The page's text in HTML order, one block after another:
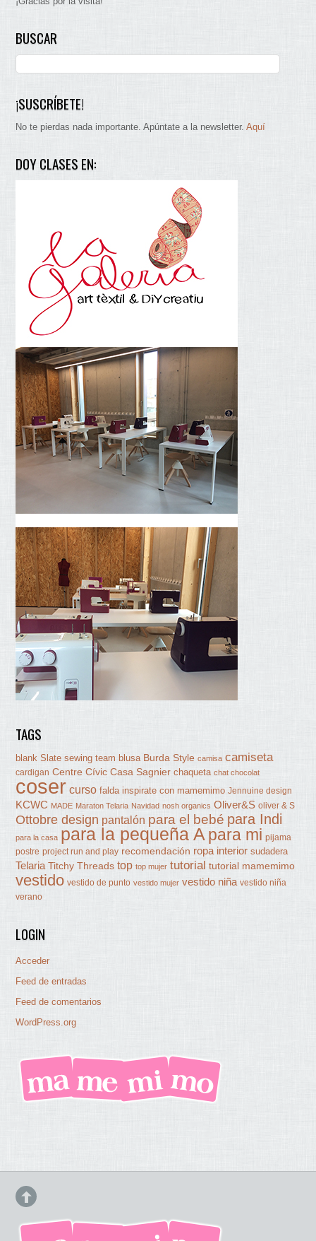
BUSCAR
¡SUSCRÍBETE!
No te pierdas nada importante. Apúntate a la newsletter.Aquí
DOY CLASES EN:
TAGS
blank Slate sewing team blusa Burda Style camisa camiseta
cardigan Centre Cívic Casa Sagnier chaqueta chat chocolat
coser curso falda inspirate con mamemimo Jennuine design
KCWC MADE Maraton Telaria Navidad nosh organics Oliver&S oliver & S
Ottobre design pantalón para el bebé para Indi
para la casa para la pequeña A para mi pijama
postre project run and play recomendación ropa interior sudadera
Telaria Titchy Threads top top mujer tutorial tutorial mamemimo
vestido vestido de punto vestido mujer vestido niña vestido niña
verano
LOGIN
Acceder
Feed de entradas
Feed de comentarios
WordPress.org